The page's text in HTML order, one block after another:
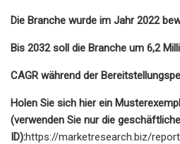
Die Branche wurde im Jahr 2022
Bis 2032 soll die Branche um 6,2
CAGR während der
Holen Sie sich hier ein
(verwenden Sie nur die
ID):https://marketresearch.biz/